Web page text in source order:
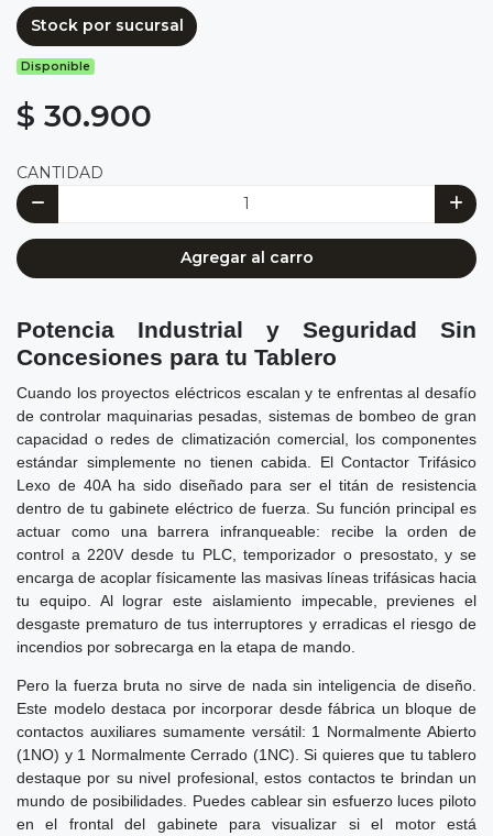
Stock por sucursal
Disponible
$ 30.900
CANTIDAD
Agregar al carro
Potencia Industrial y Seguridad Sin
Concesiones para tu Tablero
Cuando los proyectos eléctricos escalan y te enfrentas al desafío
de controlar maquinarias pesadas, sistemas de bombeo de gran
capacidad o redes de climatización comercial, los componentes
estándar simplemente no tienen cabida. El Contactor Trifásico
Lexo de 40A ha sido diseñado para ser el titán de resistencia
dentro de tu gabinete eléctrico de fuerza. Su función principal es
actuar como una barrera infranqueable: recibe la orden de
control a 220V desde tu PLC, temporizador o presostato, y se
encarga de acoplar físicamente las masivas líneas trifásicas hacia
tu equipo. Al lograr este aislamiento impecable, previenes el
desgaste prematuro de tus interruptores y erradicas el riesgo de
incendios por sobrecarga en la etapa de mando.
Pero la fuerza bruta no sirve de nada sin inteligencia de diseño.
Este modelo destaca por incorporar desde fábrica un bloque de
contactos auxiliares sumamente versátil: 1 Normalmente Abierto
(1NO) y 1 Normalmente Cerrado (1NC). Si quieres que tu tablero
destaque por su nivel profesional, estos contactos te brindan un
mundo de posibilidades. Puedes cablear sin esfuerzo luces piloto
en el frontal del gabinete para visualizar si el motor está